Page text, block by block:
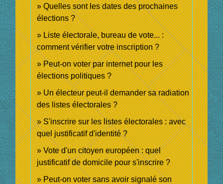
Quelles sont les dates des prochaines
élections ?
Liste électorale, bureau de vote... :
comment vérifier votre inscription ?
Peut-on voter par internet pour les
élections politiques ?
Un électeur peut-il demander sa radiation
des listes électorales ?
S'inscrire sur les listes électorales : avec
quel justificatif d'identité ?
Vote d'un citoyen européen : quel
justificatif de domicile pour s'inscrire ?
Peut-on voter sans avoir signalé son